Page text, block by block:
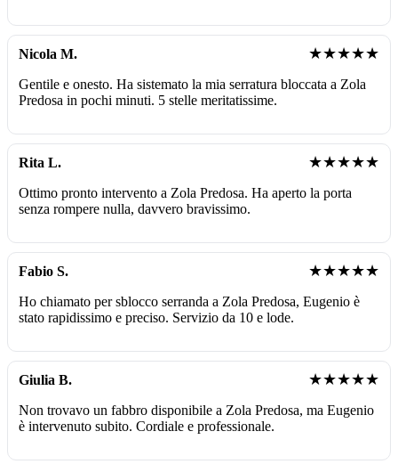
Nicola M. ★★★★★
Gentile e onesto. Ha sistemato la mia serratura bloccata a Zola
Predosa in pochi minuti. 5 stelle meritatissime.
Rita L. ★★★★★
Ottimo pronto intervento a Zola Predosa. Ha aperto la porta
senza rompere nulla, davvero bravissimo.
Fabio S. ★★★★★
Ho chiamato per sblocco serranda a Zola Predosa, Eugenio è
stato rapidissimo e preciso. Servizio da 10 e lode.
Giulia B. ★★★★★
Non trovavo un fabbro disponibile a Zola Predosa, ma Eugenio
è intervenuto subito. Cordiale e professionale.